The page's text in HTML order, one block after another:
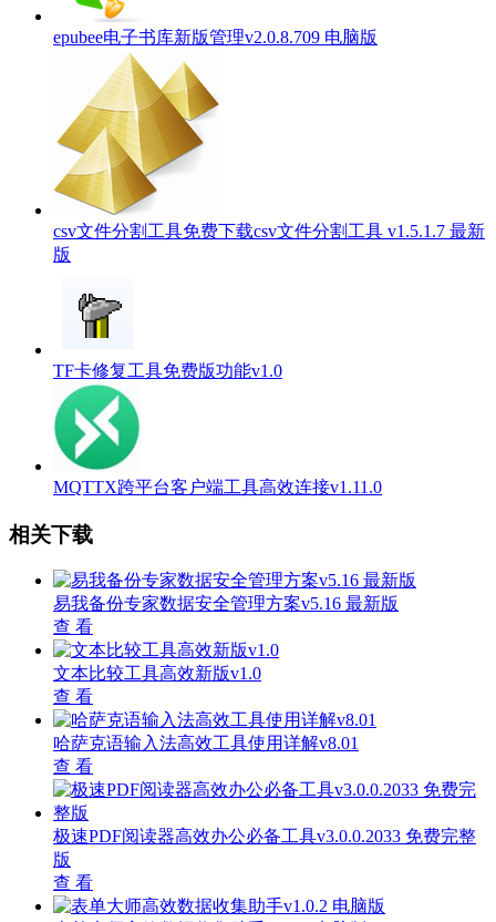
epubee电子书库新版管理v2.0.8.709 电脑版
csv文件分割工具免费下载csv文件分割工具 v1.5.1.7 最新
版
TF卡修复工具免费版功能v1.0
MQTTX跨平台客户端工具高效连接v1.11.0
相关下载
易我备份专家数据安全管理方案v5.16 最新版
查 看
文本比较工具高效新版v1.0
查 看
哈萨克语输入法高效工具使用详解v8.01
查 看
极速PDF阅读器高效办公必备工具v3.0.0.2033 免费完整
版
查 看